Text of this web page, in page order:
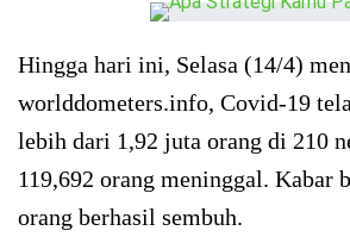
Hingga hari ini, Selasa (14/4)
worlddometers.info, Covid-19
lebih dari 1,92 juta orang di 210
119,692 orang meninggal. Kabar
orang berhasil sembuh.